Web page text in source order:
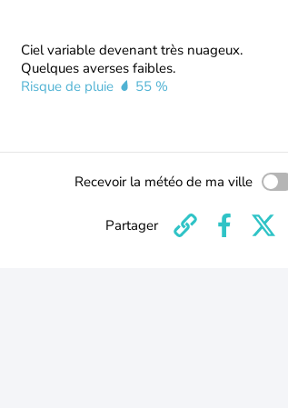
Ciel variable devenant très nuageux.
Quelques averses faibles.
Risque de pluie
55 %
Recevoir la météo de ma ville
Partager